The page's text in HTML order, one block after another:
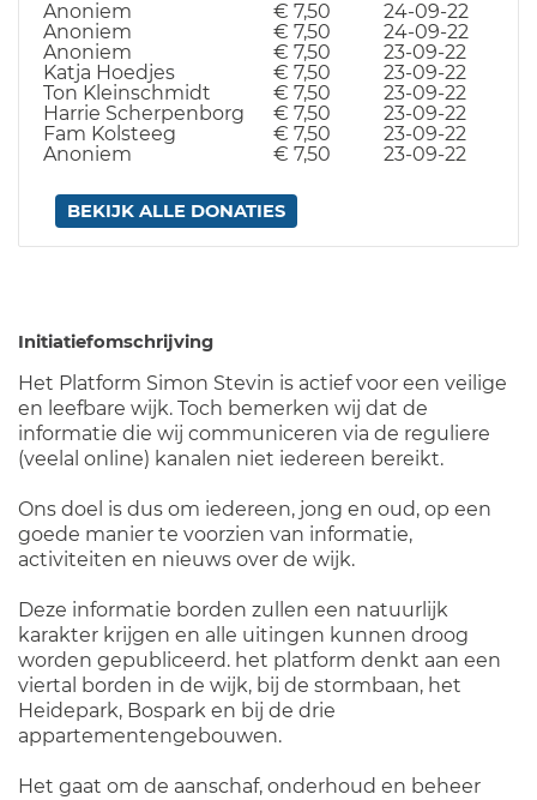
Anoniem
€ 7,50
24-09-22
Anoniem
€ 7,50
24-09-22
Anoniem
€ 7,50
23-09-22
Katja Hoedjes
€ 7,50
23-09-22
Ton Kleinschmidt
€ 7,50
23-09-22
Harrie Scherpenborg
€ 7,50
23-09-22
Fam Kolsteeg
€ 7,50
23-09-22
Anoniem
€ 7,50 23-09-22
BEKIJK ALLE DONATIES
Initiatiefomschrijving
Het Platform Simon Stevin is actief voor een veilige
en leefbare wijk. Toch bemerken wij dat de
informatie die wij communiceren via de reguliere
(veelal online) kanalen niet iedereen bereikt.
Ons doel is dus om iedereen, jong en oud, op een
goede manier te voorzien van informatie,
activiteiten en nieuws over de wijk.
Deze informatie borden zullen een natuurlijk
karakter krijgen en alle uitingen kunnen droog
worden gepubliceerd. het platform denkt aan een
viertal borden in de wijk, bij de stormbaan, het
Heidepark, Bospark en bij de drie
appartementengebouwen.
Het gaat om de aanschaf, onderhoud en beheer